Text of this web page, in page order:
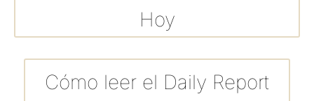
Hoy
Cómo leer el Daily Report